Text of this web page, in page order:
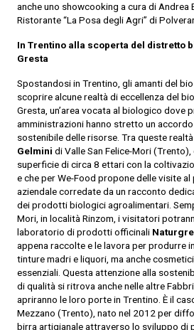
anche uno showcooking a cura di Andrea
Ristorante “La Posa degli Agri” di
In Trentino alla scoperta del distretto
Gresta
Spostandosi in Trentino, gli amanti del
scoprire alcune realtà di eccellenza del
Gresta, un’area vocata al biologico dove
amministrazioni hanno stretto un
sostenibile delle risorse. Tra queste realtà
Gelmini di Valle San Felice-Mori (Trento),
superficie di circa 8 ettari con la
e che per We-Food propone delle visite
aziendale corredate da un racconto
dei prodotti biologici agroalimentari.
Mori, in località Rinzom, i visitatori
laboratorio di prodotti officinali
appena raccolte e le lavora per produrre
tinture madri e liquori, ma anche
essenziali. Questa attenzione alla
di qualità si ritrova anche nelle altre
apriranno le loro porte in Trentino. È il
Mezzano (Trento), nato nel 2012 per
birra artigianale attraverso lo sviluppo di